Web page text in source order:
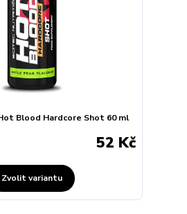
Blood Hardcore Shot 60 ml
52 Kč
Zvolit variantu